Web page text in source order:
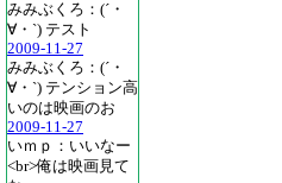
みみぶくろ：(´・
∀・`) テスト
2009-11-27
みみぶくろ：(´・
∀・`) テンション高
いのは映画のお
2009-11-27
いｍｐ：いいなー
<br>俺は映画見て